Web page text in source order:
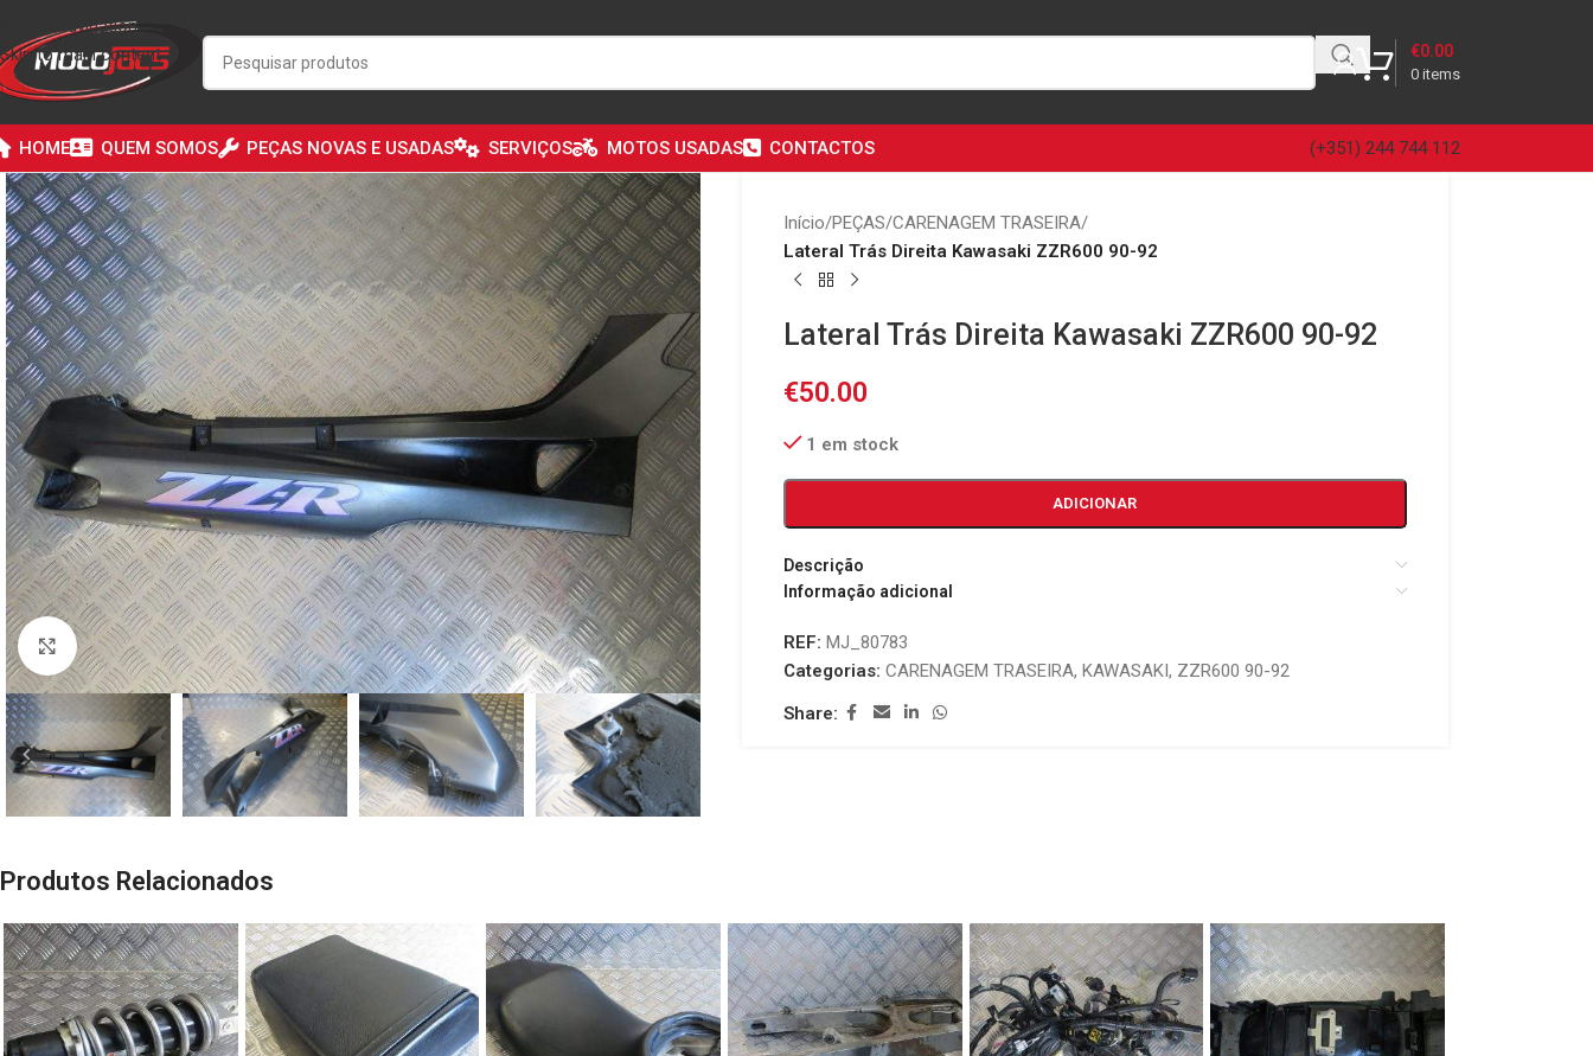
Skip to navigation
Skip to main content
0 items
€0.00
HOME QUEM SOMOS PEÇAS NOVAS E USADAS SERVIÇOS MOTOS USADAS CONTACTOS (+351) 244 744 112
Click to enlarge
Início/PEÇAS/CARENAGEM TRASEIRA/
Lateral Trás Direita Kawasaki ZZR600 90-92
Lateral Trás Direita Kawasaki ZZR600 90-92
€50.00
1 em stock
ADICIONAR
Descrição
Informação adicional
REF: MJ_80783
Categorias: CARENAGEM TRASEIRA, KAWASAKI, ZZR600 90-92
Share:
Produtos Relacionados